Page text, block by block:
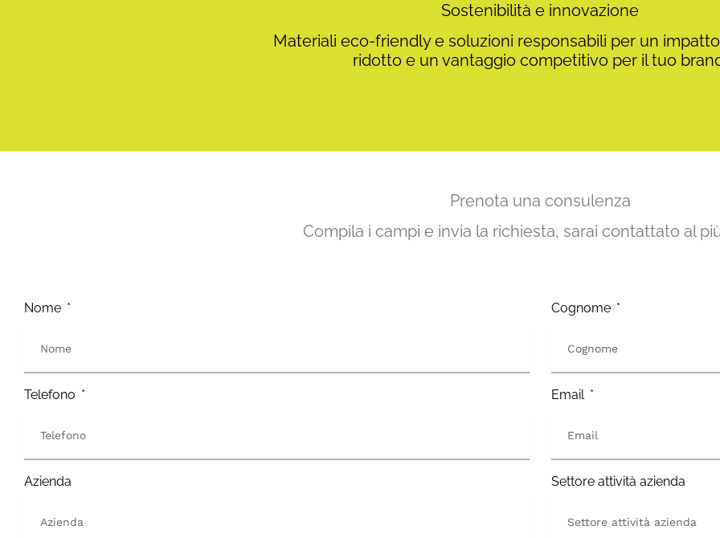
Sostenibilità e innovazione
Materiali eco-friendly e soluzioni responsabili per un
ridotto e un vantaggio competitivo per il tuo
Prenota una consulenza
Compila i campi e invia la richiesta, sarai contattato al
Nome Cognome
Telefono Email
Azienda Settore attività azienda